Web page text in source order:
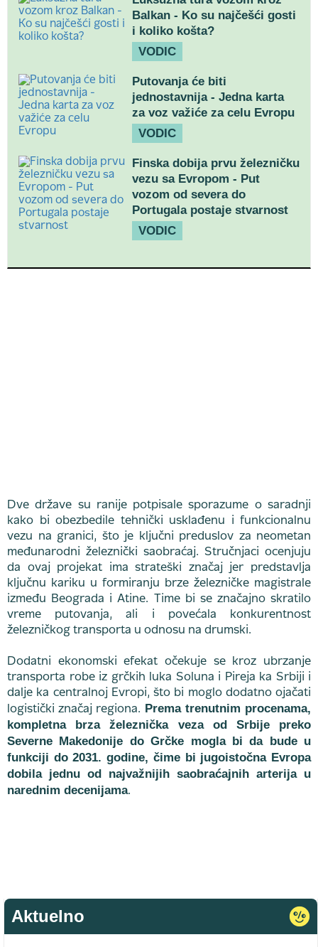
Balkan - Ko su najčešći gosti
i koliko košta?
VODIC
Putovanja će biti
jednostavnija - Jedna karta
za voz važiće za celu Evropu
VODIC
Finska dobija prvu železničku
vezu sa Evropom - Put
vozom od severa do
Portugala postaje stvarnost
VODIC
Dve države su ranije potpisale sporazume o saradnji
kako bi obezbedile tehnički usklađenu i funkcionalnu
vezu na granici, što je ključni preduslov za neometan
međunarodni železnički saobraćaj. Stručnjaci ocenjuju
da ovaj projekat ima strateški značaj jer predstavlja
ključnu kariku u formiranju brze železničke magistrale
između Beograda i Atine. Time bi se značajno skratilo
vreme putovanja, ali i povećala konkurentnost
železničkog transporta u odnosu na drumski.
Dodatni ekonomski efekat očekuje se kroz ubrzanje
transporta robe iz grčkih luka Soluna i Pireja ka Srbiji i
dalje ka centralnoj Evropi, što bi moglo dodatno ojačati
logistički značaj regiona. Prema trenutnim procenama,
kompletna brza železnička veza od Srbije preko
Severne Makedonije do Grčke mogla bi da bude u
funkciji do 2031. godine, čime bi jugoistočna Evropa
dobila jednu od najvažnijih saobraćajnih arterija u
narednim decenijama.
Aktuelno